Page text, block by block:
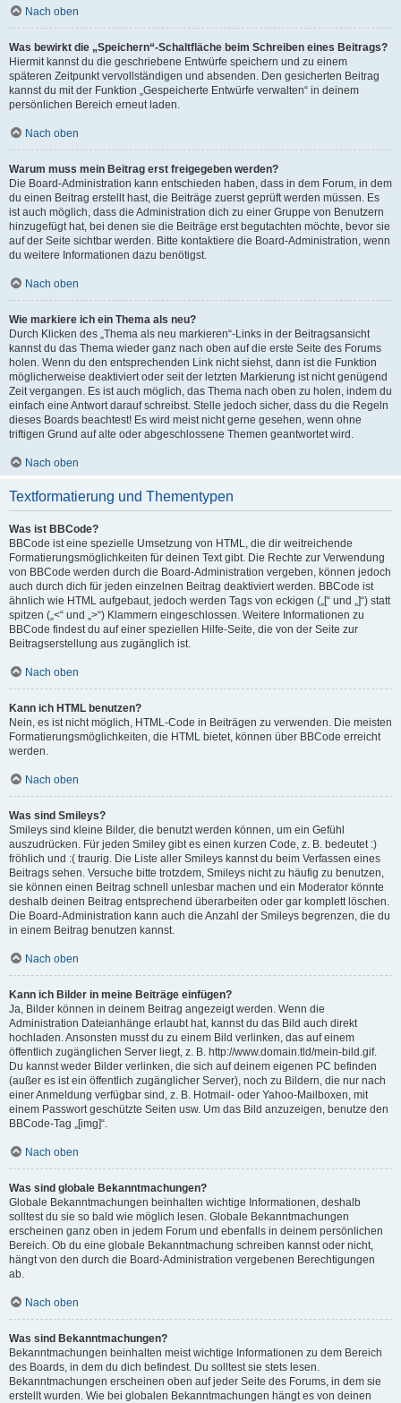
Nach oben
Was bewirkt die „Speichern“-Schaltfläche beim Schreiben eines Beitrags?
Hiermit kannst du die geschriebene Entwürfe speichern und zu einem
späteren Zeitpunkt vervollständigen und absenden. Den gesicherten Beitrag
kannst du mit der Funktion „Gespeicherte Entwürfe verwalten“ in deinem
persönlichen Bereich erneut laden.
Nach oben
Warum muss mein Beitrag erst freigegeben werden?
Die Board-Administration kann entschieden haben, dass in dem Forum, in dem
du einen Beitrag erstellt hast, die Beiträge zuerst geprüft werden müssen. Es
ist auch möglich, dass die Administration dich zu einer Gruppe von Benutzern
hinzugefügt hat, bei denen sie die Beiträge erst begutachten möchte, bevor sie
auf der Seite sichtbar werden. Bitte kontaktiere die Board-Administration, wenn
du weitere Informationen dazu benötigst.
Nach oben
Wie markiere ich ein Thema als neu?
Durch Klicken des „Thema als neu markieren“-Links in der Beitragsansicht
kannst du das Thema wieder ganz nach oben auf die erste Seite des Forums
holen. Wenn du den entsprechenden Link nicht siehst, dann ist die Funktion
möglicherweise deaktiviert oder seit der letzten Markierung ist nicht genügend
Zeit vergangen. Es ist auch möglich, das Thema nach oben zu holen, indem du
einfach eine Antwort darauf schreibst. Stelle jedoch sicher, dass du die Regeln
dieses Boards beachtest! Es wird meist nicht gerne gesehen, wenn ohne
triftigen Grund auf alte oder abgeschlossene Themen geantwortet wird.
Nach oben
Textformatierung und Thementypen
Was ist BBCode?
BBCode ist eine spezielle Umsetzung von HTML, die dir weitreichende
Formatierungsmöglichkeiten für deinen Text gibt. Die Rechte zur Verwendung
von BBCode werden durch die Board-Administration vergeben, können jedoch
auch durch dich für jeden einzelnen Beitrag deaktiviert werden. BBCode ist
ähnlich wie HTML aufgebaut, jedoch werden Tags von eckigen („[“ und „]“) statt
spitzen („<“ und „>“) Klammern eingeschlossen. Weitere Informationen zu
BBCode findest du auf einer speziellen Hilfe-Seite, die von der Seite zur
Beitragserstellung aus zugänglich ist.
Nach oben
Kann ich HTML benutzen?
Nein, es ist nicht möglich, HTML-Code in Beiträgen zu verwenden. Die meisten
Formatierungsmöglichkeiten, die HTML bietet, können über BBCode erreicht
werden.
Nach oben
Was sind Smileys?
Smileys sind kleine Bilder, die benutzt werden können, um ein Gefühl
auszudrücken. Für jeden Smiley gibt es einen kurzen Code, z. B. bedeutet :)
fröhlich und :( traurig. Die Liste aller Smileys kannst du beim Verfassen eines
Beitrags sehen. Versuche bitte trotzdem, Smileys nicht zu häufig zu benutzen,
sie können einen Beitrag schnell unlesbar machen und ein Moderator könnte
deshalb deinen Beitrag entsprechend überarbeiten oder gar komplett löschen.
Die Board-Administration kann auch die Anzahl der Smileys begrenzen, die du
in einem Beitrag benutzen kannst.
Nach oben
Kann ich Bilder in meine Beiträge einfügen?
Ja, Bilder können in deinem Beitrag angezeigt werden. Wenn die
Administration Dateianhänge erlaubt hat, kannst du das Bild auch direkt
hochladen. Ansonsten musst du zu einem Bild verlinken, das auf einem
öffentlich zugänglichen Server liegt, z. B. http://www.domain.tld/mein-bild.gif.
Du kannst weder Bilder verlinken, die sich auf deinem eigenen PC befinden
(außer es ist ein öffentlich zugänglicher Server), noch zu Bildern, die nur nach
einer Anmeldung verfügbar sind, z. B. Hotmail- oder Yahoo-Mailboxen, mit
einem Passwort geschützte Seiten usw. Um das Bild anzuzeigen, benutze den
BBCode-Tag „[img]“.
Nach oben
Was sind globale Bekanntmachungen?
Globale Bekanntmachungen beinhalten wichtige Informationen, deshalb
solltest du sie so bald wie möglich lesen. Globale Bekanntmachungen
erscheinen ganz oben in jedem Forum und ebenfalls in deinem persönlichen
Bereich. Ob du eine globale Bekanntmachung schreiben kannst oder nicht,
hängt von den durch die Board-Administration vergebenen Berechtigungen
ab.
Nach oben
Was sind Bekanntmachungen?
Bekanntmachungen beinhalten meist wichtige Informationen zu dem Bereich
des Boards, in dem du dich befindest. Du solltest sie stets lesen.
Bekanntmachungen erscheinen oben auf jeder Seite des Forums, in dem sie
erstellt wurden. Wie bei globalen Bekanntmachungen hängt es von deinen